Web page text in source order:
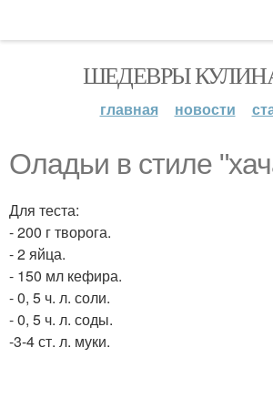
ШЕДЕВРЫ
главная новости
Оладьи в стиле
Для теста:
- 200 г творога.
- 2 яйца.
- 150 мл кефира.
- 0, 5 ч. л. соли.
- 0, 5 ч. л. соды.
-3-4 ст. л. муки.